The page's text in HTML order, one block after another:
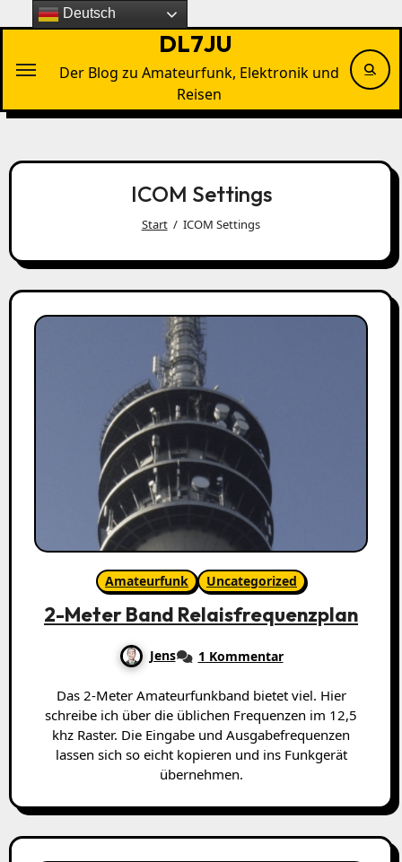
Inhalten
DL7JU
Der Blog zu Amateurfunk, Elektronik und
Reisen
ICOM Settings
Start ICOM Settings
Amateurfunk Uncategorized
2-Meter Band Relaisfrequenzplan
Jens 1 Kommentar
Das 2-Meter Amateurfunkband bietet viel. Hier
schreibe ich über die üblichen Frequenzen im 12,5
khz Raster. Die Eingabe und Ausgabefrequenzen
lassen sich so eicht kopieren und ins Funkgerät
übernehmen.
Deutsch